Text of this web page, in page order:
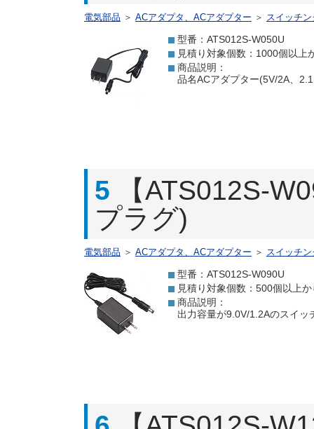
電気部品 ＞ ACアダプタ、ACアダプター ＞ スイッチ
型番：ATS012S-W050U
見積り対象個数：1000個以上
商品説明：
品名ACアダプター(5V/2A、
5
【ATS012S-
プラグ)
電気部品 ＞ ACアダプタ、ACアダプター ＞ スイッチ
型番：ATS012S-W090U
見積り対象個数：500個以上か
商品説明：
出力容量が9.0V/1.2Aのスイ